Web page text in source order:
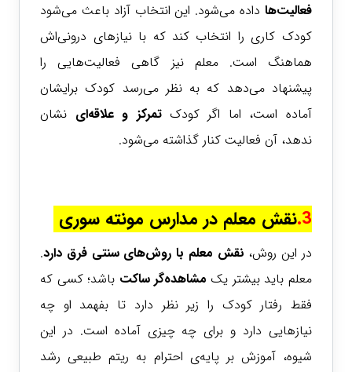
فعالیت‌ها داده می‌شود. این انتخاب آزاد باعث می‌شود
کودک کاری را انتخاب کند که با نیازهای درونی‌اش
هماهنگ است. معلم نیز گاهی فعالیت‌هایی را
پیشنهاد می‌دهد که به نظر می‌رسد کودک برایشان
آماده است، اما اگر کودکتمرکز و علاقه‌ای نشان
ندهد، آن فعالیت کنار گذاشته می‌شود.
3. نقش معلم در مدارس مونته سوری
در این روش، نقش معلم با روش‌های سنتی فرق دارد.
معلم باید بیشتر یک مشاهده‌گر ساکت باشد؛ کسی که
فقط رفتار کودک را زیر نظر دارد تا بفهمد او چه
نیازهایی دارد و برای چه چیزی آماده است. در این
شیوه، آموزش بر پایه‌ی احترام به ریتم طبیعی رشد